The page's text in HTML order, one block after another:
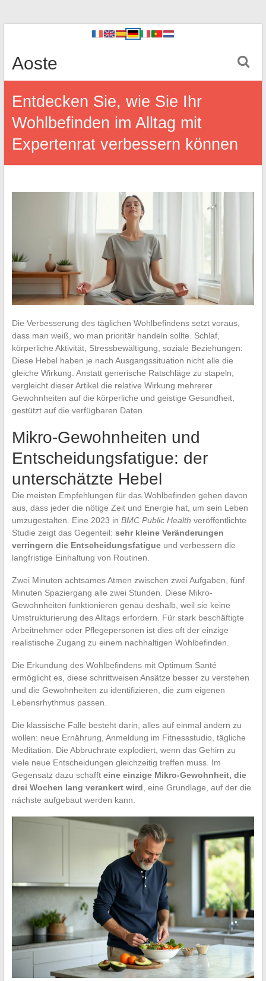
Aoste
Entdecken Sie, wie Sie Ihr
Wohlbefinden im Alltag mit
Expertenrat verbessern können
Die Verbesserung des täglichen Wohlbefindens setzt voraus,
dass man weiß, wo man prioritär handeln sollte. Schlaf,
körperliche Aktivität, Stressbewältigung, soziale Beziehungen:
Diese Hebel haben je nach Ausgangssituation nicht alle die
gleiche Wirkung. Anstatt generische Ratschläge zu stapeln,
vergleicht dieser Artikel die relative Wirkung mehrerer
Gewohnheiten auf die körperliche und geistige Gesundheit,
gestützt auf die verfügbaren Daten.
Mikro-Gewohnheiten und
Entscheidungsfatigue: der
unterschätzte Hebel
Die meisten Empfehlungen für das Wohlbefinden gehen davon
aus, dass jeder die nötige Zeit und Energie hat, um sein Leben
umzugestalten. Eine 2023 in BMC Public Health veröffentlichte
Studie zeigt das Gegenteil: sehr kleine Veränderungen
verringern die Entscheidungsfatigueund verbessern die
langfristige Einhaltung von Routinen.
Zwei Minuten achtsames Atmen zwischen zwei Aufgaben, fünf
Minuten Spaziergang alle zwei Stunden. Diese Mikro-
Gewohnheiten funktionieren genau deshalb, weil sie keine
Umstrukturierung des Alltags erfordern. Für stark beschäftigte
Arbeitnehmer oder Pflegepersonen ist dies oft der einzige
realistische Zugang zu einem nachhaltigen Wohlbefinden.
Die Erkundung des Wohlbefindens mit Optimum Santé
ermöglicht es, diese schrittweisen Ansätze besser zu verstehen
und die Gewohnheiten zu identifizieren, die zum eigenen
Lebensrhythmus passen.
Die klassische Falle besteht darin, alles auf einmal ändern zu
wollen: neue Ernährung, Anmeldung im Fitnessstudio, tägliche
Meditation. Die Abbruchrate explodiert, wenn das Gehirn zu
viele neue Entscheidungen gleichzeitig treffen muss. Im
Gegensatz dazu schafft eine einzige Mikro-Gewohnheit, die
drei Wochen lang verankert wird , eine Grundlage, auf der die
nächste aufgebaut werden kann.